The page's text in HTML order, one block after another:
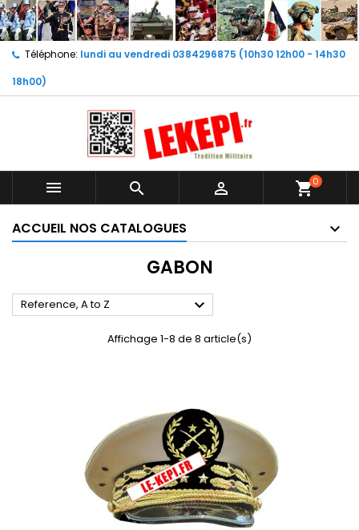
Téléphone: lundi au vendredi 0384296875 (10h30 12h00 - 14h30
18h00)
   shopping_cart0
ACCUEIL NOS CATALOGUES
GABON
Reference, A to Z 
Affichage 1-8 de 8 article(s)